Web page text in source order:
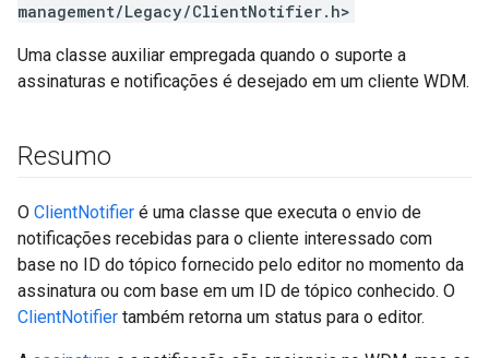
management/Legacy/ClientNotifier.h>
Uma classe auxiliar empregada quando o suporte a
assinaturas e notificações é desejado em um cliente WDM.
Resumo
O ClientNotifier é uma classe que executa o envio de
notificações recebidas para o cliente interessado com
base no ID do tópico fornecido pelo editor no momento da
assinatura ou com base em um ID de tópico conhecido. O
ClientNotifier também retorna um status para o editor.